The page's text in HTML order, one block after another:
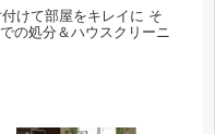
けて部屋をキレイに そ
の処分＆ハウスクリーニ